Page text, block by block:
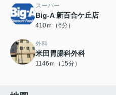
スーパー
Big-A 新百合ケ丘店
410ｍ（6分）
外科
米田胃腸科外科
1146ｍ（15分）